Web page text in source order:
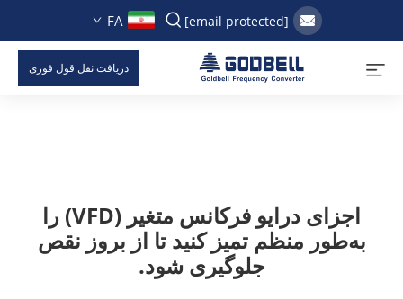
[email protected]
FA
دریافت نقل قول فوری
اجزای درایو فرکانس متغیر (VFD) را
به‌طور منظم تمیز کنید تا از بروز نقص
جلوگیری شود.